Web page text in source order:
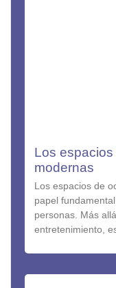
Los
modernas
Los espacios de
papel
personas. Más
entretenimiento,